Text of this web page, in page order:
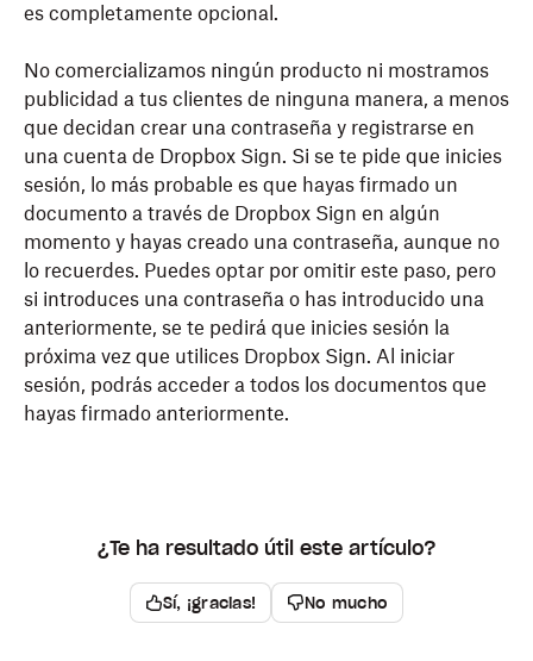
es completamente opcional.
No comercializamos ningún producto ni mostramos
publicidad a tus clientes de ninguna manera, a menos
que decidan crear una contraseña y registrarse en
una cuenta de Dropbox Sign. Si se te pide que inicies
sesión, lo más probable es que hayas firmado un
documento a través de Dropbox Sign en algún
momento y hayas creado una contraseña, aunque no
lo recuerdes. Puedes optar por omitir este paso, pero
si introduces una contraseña o has introducido una
anteriormente, se te pedirá que inicies sesión la
próxima vez que utilices Dropbox Sign. Al iniciar
sesión, podrás acceder a todos los documentos que
hayas firmado anteriormente.
¿Te ha resultado útil este artículo?
Sí, ¡gracias! No mucho